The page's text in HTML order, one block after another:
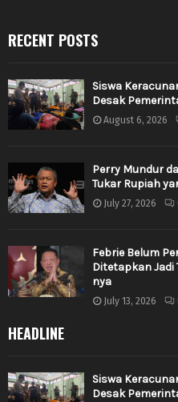
RECENT POSTS
Siswa
Desak
August 6, 2026
Perry Mundur
Tukar Rupiah
July 27, 2026
Febrie Belum
Ditetapkan Jadi
nya
July 13, 2026
HEADLINE
Siswa
Desak